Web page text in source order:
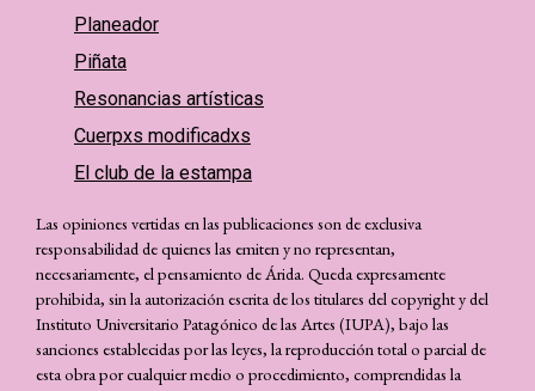
Planeador
Piñata
Resonancias artísticas
Cuerpxs modificadxs
El club de la estampa
Las opiniones vertidas en las publicaciones son de exclusiva
responsabilidad de quienes las emiten y no representan,
necesariamente, el pensamiento de Árida. Queda expresamente
prohibida, sin la autorización escrita de los titulares del copyright y del
Instituto Universitario Patagónico de las Artes (IUPA), bajo las
sanciones establecidas por las leyes, la reproducción total o parcial de
esta obra por cualquier medio o procedimiento, comprendidas la